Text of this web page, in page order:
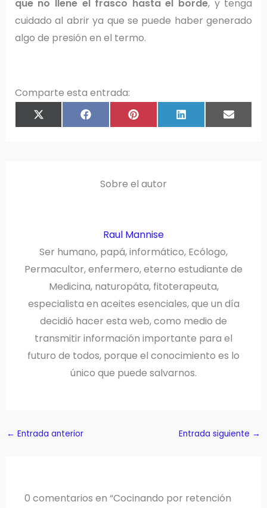
que no llene el frasco hasta el borde, y tenga
cuidado al abrir ya que se puede haber generado
algo de presión en el termo.
Comparte esta entrada:
COMPARTIR
EN
X
T
COMPARTIR
F
C
COMPARTIR
P
N
COMPARTIR
EN
L
N
E
A
Sobre el autor
Raul Mannise
Ser humano, papá, informático, Ecólogo,
Permacultor, enfermero, eterno estudiante de
Medicina, naturopáta, fitoterapeuta,
especialista en aceites esenciales, que un día
decidió hacer esta web, como medio de
transmitir información importante para el
futuro de todos, porque el conocimiento es lo
único que puede salvarnos.
← Entrada anterior Entrada siguiente →
0 comentarios en “Cocinando por retención